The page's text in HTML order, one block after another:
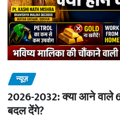
न्यूज़
2026-2032: क्या आने वाले
बदल देंगे?